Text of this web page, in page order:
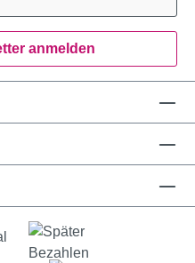
anmelden